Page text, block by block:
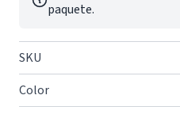
paquete.
SKU
Color